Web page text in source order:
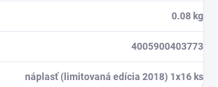
0.08 kg
4005900403773
náplasť (limitovaná edícia 2018) 1x16 ks